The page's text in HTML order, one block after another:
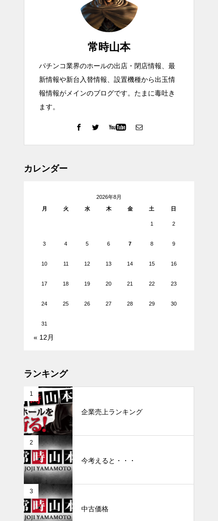
常時山本
パチンコ業界のホールの出店・閉店情報、最
新情報や新台入替情報、設置機種から出玉情
報情報がメインのブログです。たまに毒吐き
ます。
カレンダー
2026年8月
月
火 水 木 金 土 日
1 2
3 4 5 6 7 8 9
10 11 12 13 14 15 16
17 18 19 20 21 22 23
24 25 26 27 28 29 30
31
« 12月
ランキング
1
企業売上ランキング
2
今考えると・・・
3
中古価格